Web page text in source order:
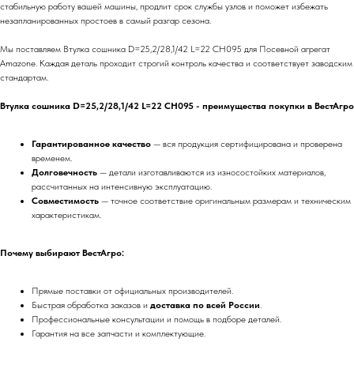
стабильную работу вашей машины, продлит срок службы узлов и поможет избежать
незапланированных простоев в самый разгар сезона.
Мы поставляем Втулка сошника D=25,2/28,1/42 L=22 CH095 для Посевной агрегат
Amazone. Каждая деталь проходит строгий контроль качества и соответствует заводским
стандартам.
Втулка сошника D=25,2/28,1/42 L=22 CH095 - преимущества покупки в ВестАгро
Гарантированное качество — вся продукция сертифицирована и проверена
временем.
Долговечность — детали изготавливаются из износостойких материалов,
рассчитанных на интенсивную эксплуатацию.
Совместимость — точное соответствие оригинальным размерам и техническим
характеристикам.
Почему выбирают ВестАгро:
Прямые поставки от официальных производителей.
Быстрая обработка заказов и доставка по всей России.
Профессиональные консультации и помощь в подборе деталей.
Гарантия на все запчасти и комплектующие.